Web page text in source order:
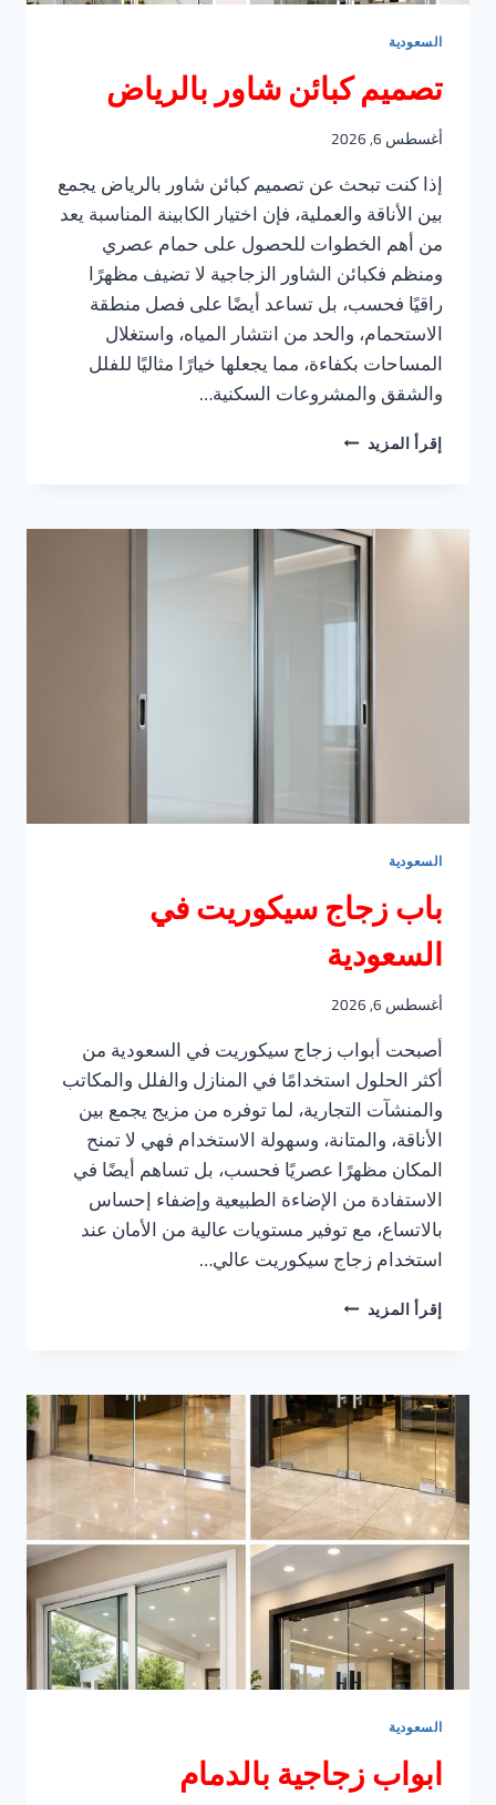
السعودية
تصميم كبائن شاور بالرياض
أغسطس 6, 2026
إذا كنت تبحث عن تصميم كبائن شاور بالرياض يجمع
بين الأناقة والعملية، فإن اختيار الكابينة المناسبة يعد
من أهم الخطوات للحصول على حمام عصري
ومنظم فكبائن الشاور الزجاجية لا تضيف مظهرًا
راقيًا فحسب، بل تساعد أيضًا على فصل منطقة
الاستحمام، والحد من انتشار المياه، واستغلال
المساحات بكفاءة، مما يجعلها خيارًا مثاليًا للفلل
والشقق والمشروعات السكنية…
إقرأ المزيد تصميم
السعودية
باب زجاج سيكوريت في
السعودية
أغسطس 6, 2026
أصبحت أبواب زجاج سيكوريت في السعودية من
أكثر الحلول استخدامًا في المنازل والفلل والمكاتب
والمنشآت التجارية، لما توفره من مزيج يجمع بين
الأناقة، والمتانة، وسهولة الاستخدام فهي لا تمنح
المكان مظهرًا عصريًا فحسب، بل تساهم أيضًا في
الاستفادة من الإضاءة الطبيعية وإضفاء إحساس
بالاتساع، مع توفير مستويات عالية من الأمان عند
استخدام زجاج سيكوريت عالي…
إقرأ المزيد باب
السعودية
السعودية
ابواب زجاجية بالدمام